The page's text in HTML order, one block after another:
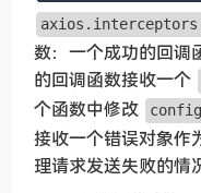
数：一个成功的回调
的回调函数接收一个
个函数中修改
config
接收一个错误对象作
理请求发送失败的情